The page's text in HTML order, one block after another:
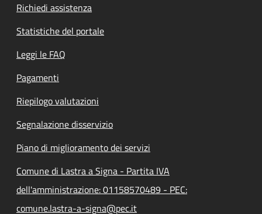
Richiedi assistenza
Statistiche del portale
Leggi le FAQ
Pagamenti
Riepilogo valutazioni
Segnalazione disservizio
Piano di miglioramento dei servizi
Comune di Lastra a Signa - Partita IVA
dell'amministrazione: 01158570489 - PEC:
comune.lastra-a-signa@pec.it